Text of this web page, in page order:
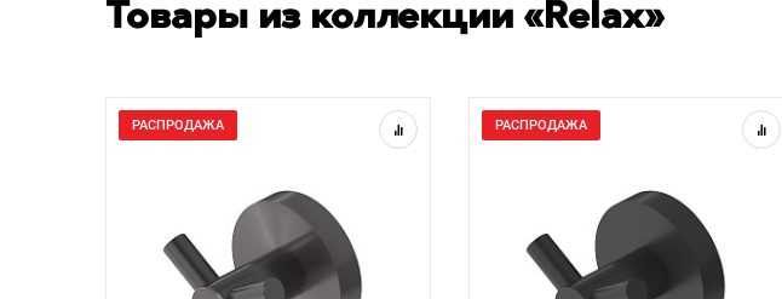
Товары из коллекции «Relax»
РАСПРОДАЖА РАСПРОДАЖА